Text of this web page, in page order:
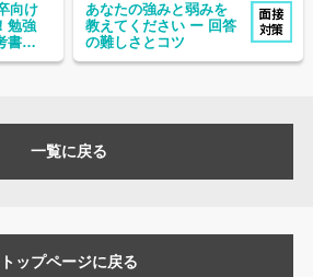
向け
勉強
書・
攻略
あなたの強みと弱みを
教えてください ー 回答
の難しさとコツ
一覧に戻る
トップページに戻る